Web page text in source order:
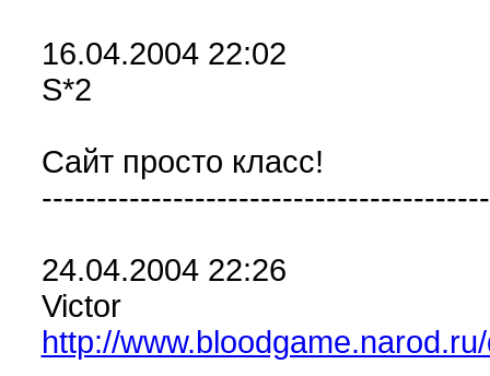
16.04.2004 22:02
S*2
Сайт просто класс!
24.04.2004 22:26
Victor
http://